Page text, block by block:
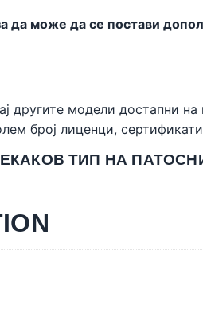
може да се постави
другите модели достапни
број лиценци,
ТИП НА